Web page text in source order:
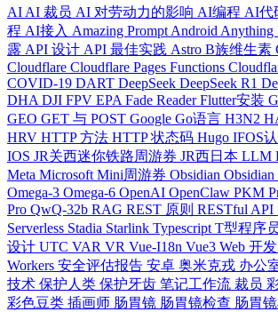
AI AI 裁员 AI 对劳动力的影响 AI编程 AI代
程 AI接入 Amazing Prompt Android
露 API 设计 API 最佳实践 Astro B族维生素
Cloudflare Cloudflare Pages Functions
COVID-19 DART DeepSeek DeepSeek R1
DHA DJI FPV EPA Fade ReaderFlutter安装
GEO GET 与 POST Google Go语言 H3N2
HRV HTTP 方法 HTTP 状态码 Hugo IFOS
IOS JR关西迷你铁路周游券 JR西日本 LLM
Meta Microsoft Mini周游券 Obsidian Obsidian
Omega-3 Omega-6 OpenAI OpenClaw PKM
Pro QwQ-32b RAG REST 原则 RESTful API
Serverless Stadia Starlink Typescript T型程序
设计 UTC VAR VR Vue-I18n Vue3 Web 开发
Workers 安全评估报告 安卓 奥米克戎 办公
技术 保护人类 保护牙齿 笔记工作流 裁员
彩色豆类 插画师 肠胃镜 肠胃镜检查 肠胃